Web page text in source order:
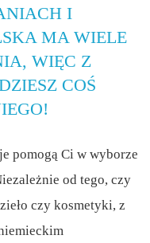
I
MA WIELE
WIĘC Z
COŚ
pomogą Ci w wyborze
od tego, czy
czy kosmetyki, z